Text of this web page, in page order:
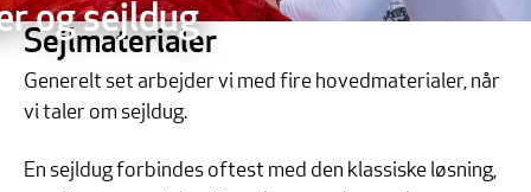
og sejldug
Sejlmaterialer
Generelt set arbejder vi med fire hovedmaterialer, når
vi taler om sejldug.
En sejldug forbindes oftest med den klassiske løsning,